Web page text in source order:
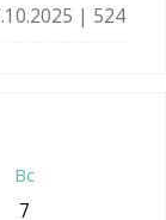
| 524
Вс
7